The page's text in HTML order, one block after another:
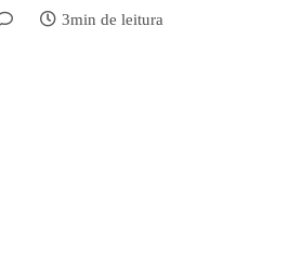
3min de leitura